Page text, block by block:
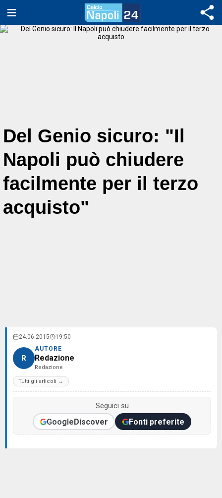
Del Genio sicuro: "Il
Napoli può chiudere
facilmente per il terzo
acquisto"
24.06.2015 19:50
R
AUTORE
Redazione
Redazione
Tutti gli articoli →
Seguici su
GoogleDiscover Fonti preferite